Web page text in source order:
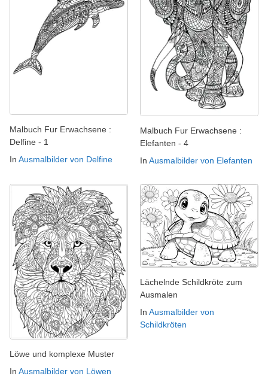
Malbuch Fur Erwachsene :
Delfine - 1
In Ausmalbilder von Delfine
Malbuch Fur Erwachsene :
Elefanten - 4
In Ausmalbilder von Elefanten
Löwe und komplexe Muster
In Ausmalbilder von Löwen
Lächelnde Schildkröte zum
Ausmalen
In Ausmalbilder von
Schildkröten